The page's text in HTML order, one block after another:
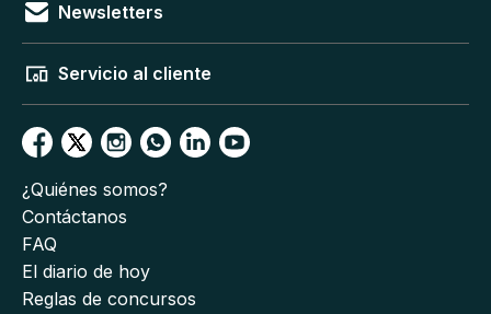
Newsletters
Servicio al cliente
¿Quiénes somos?
Contáctanos
FAQ
El diario de hoy
Reglas de concursos